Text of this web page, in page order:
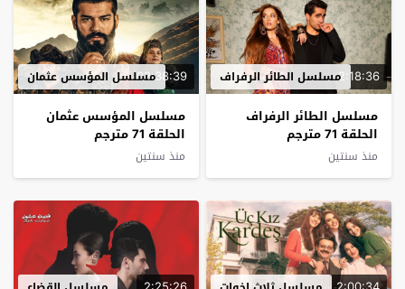
2:18:36مسلسل الطائر الرفراف
مسلسل الطائر الرفراف
الحلقة 71 مترجم
منذ سنتين
02:38:39مسلسل المؤسس عثمان
مسلسل المؤسس عثمان
الحلقة 71 مترجم
منذ سنتين